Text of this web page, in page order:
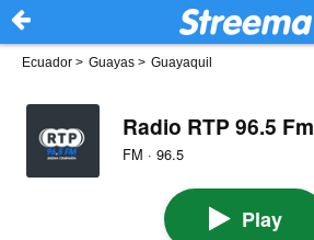
Ecuador > Guayas > Guayaquil
Radio RTP 96.5 Fm
FM · 96.5
Play